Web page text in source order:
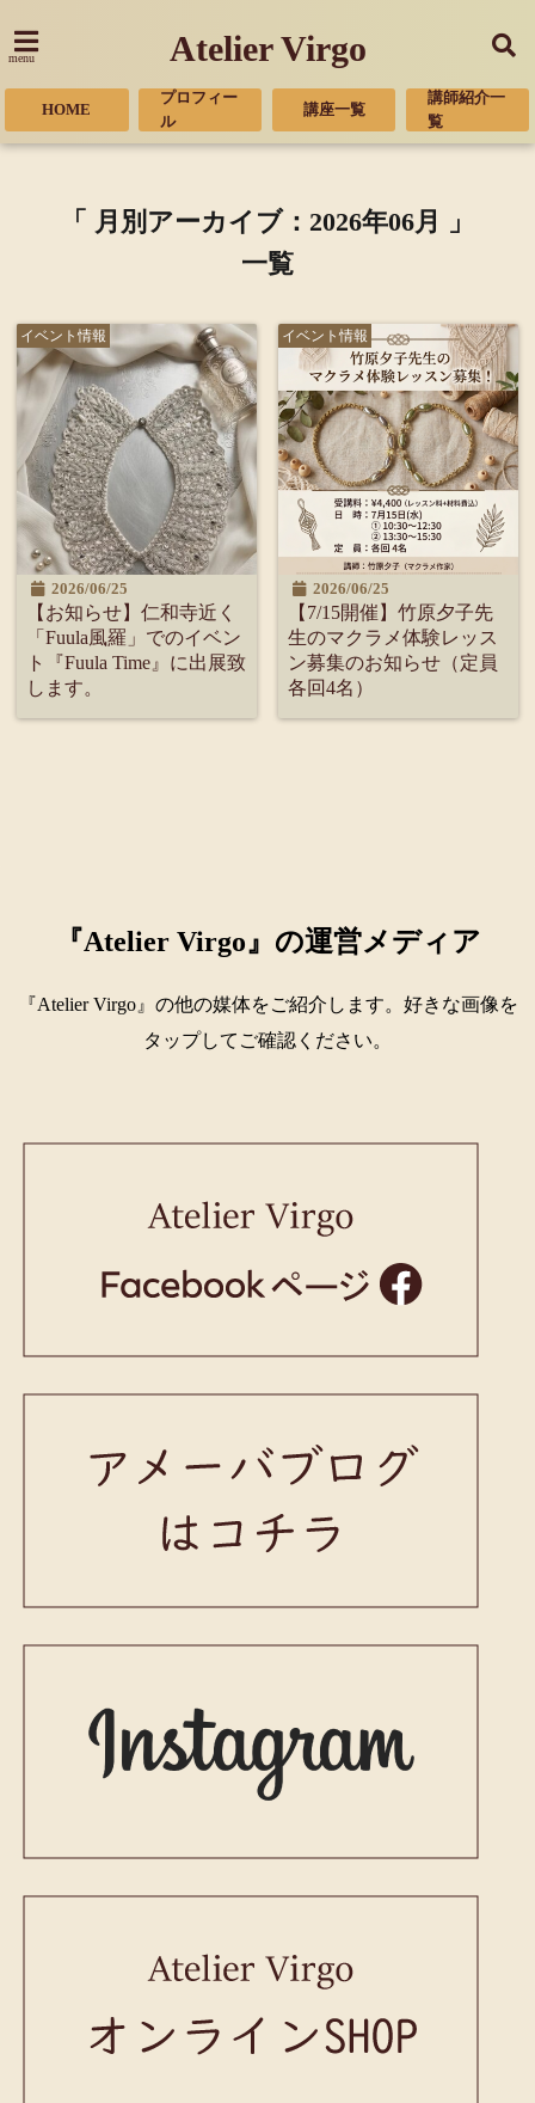
menu Atelier Virgo
HOME
プロフィー
ル
講座一覧
講師紹介一
覧
「 月別アーカイブ：2026年06月 」
一覧
イベント情報
2026/06/25
【お知らせ】仁和寺近く
「Fuula風羅」でのイベン
ト『Fuula Time』に出展致
します。
イベント情報
2026/06/25
【7/15開催】竹原夕子先
生のマクラメ体験レッス
ン募集のお知らせ（定員
各回4名）
『Atelier Virgo』の運営メディア
『Atelier Virgo』の他の媒体をご紹介します。好きな画像を
タップしてご確認ください。